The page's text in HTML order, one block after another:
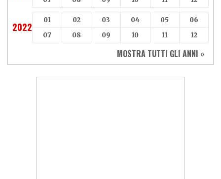
2022
01 02 03 04 05
06
07
08 09 10 11 12
MOSTRA TUTTI GLI ANNI »